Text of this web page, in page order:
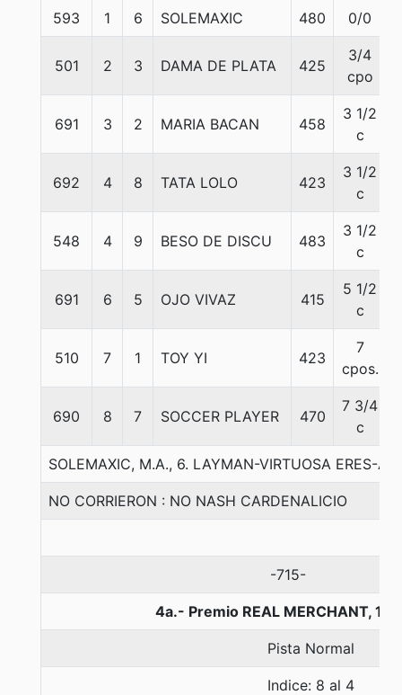
593 1 6 SOLEMAXIC 480 0/0
501 2 3 DAMA DE PLATA 425
3/4
cpo
691 3 2 MARIA BACAN 458
3 1/2
c
692 4 8 TATA LOLO 423
3 1/2
c
548 4 9 BESO DE DISCU 483
3 1/2
c
691 6 5 OJO VIVAZ 415
5 1/2
c
510 7 1 TOY YI 423
7
cpos.
690 8 7 SOCCER PLAYER 470
7 3/4
c
SOLEMAXIC, M.A., 6. LAYMAN-VIRTUOSA ERES-
NO CORRIERON : NO NASH CARDENALICIO
-715-
4a.- Premio REAL MERCHANT,
Pista Normal
Indice: 8 al 4